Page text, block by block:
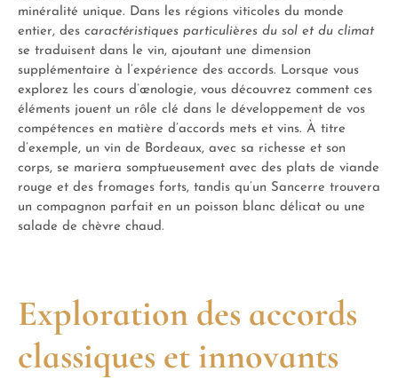
minéralité unique. Dans les régions viticoles du monde
entier, des caractéristiques particulières du sol et du climat
se traduisent dans le vin, ajoutant une dimension
supplémentaire à l’expérience des accords. Lorsque vous
explorez les cours d’œnologie, vous découvrez comment ces
éléments jouent un rôle clé dans le développement de vos
compétences en matière d’accords mets et vins. À titre
d’exemple, un vin de Bordeaux, avec sa richesse et son
corps, se mariera somptueusement avec des plats de viande
rouge et des fromages forts, tandis qu’un Sancerre trouvera
un compagnon parfait en un poisson blanc délicat ou une
salade de chèvre chaud.
Exploration des accords
classiques et innovants